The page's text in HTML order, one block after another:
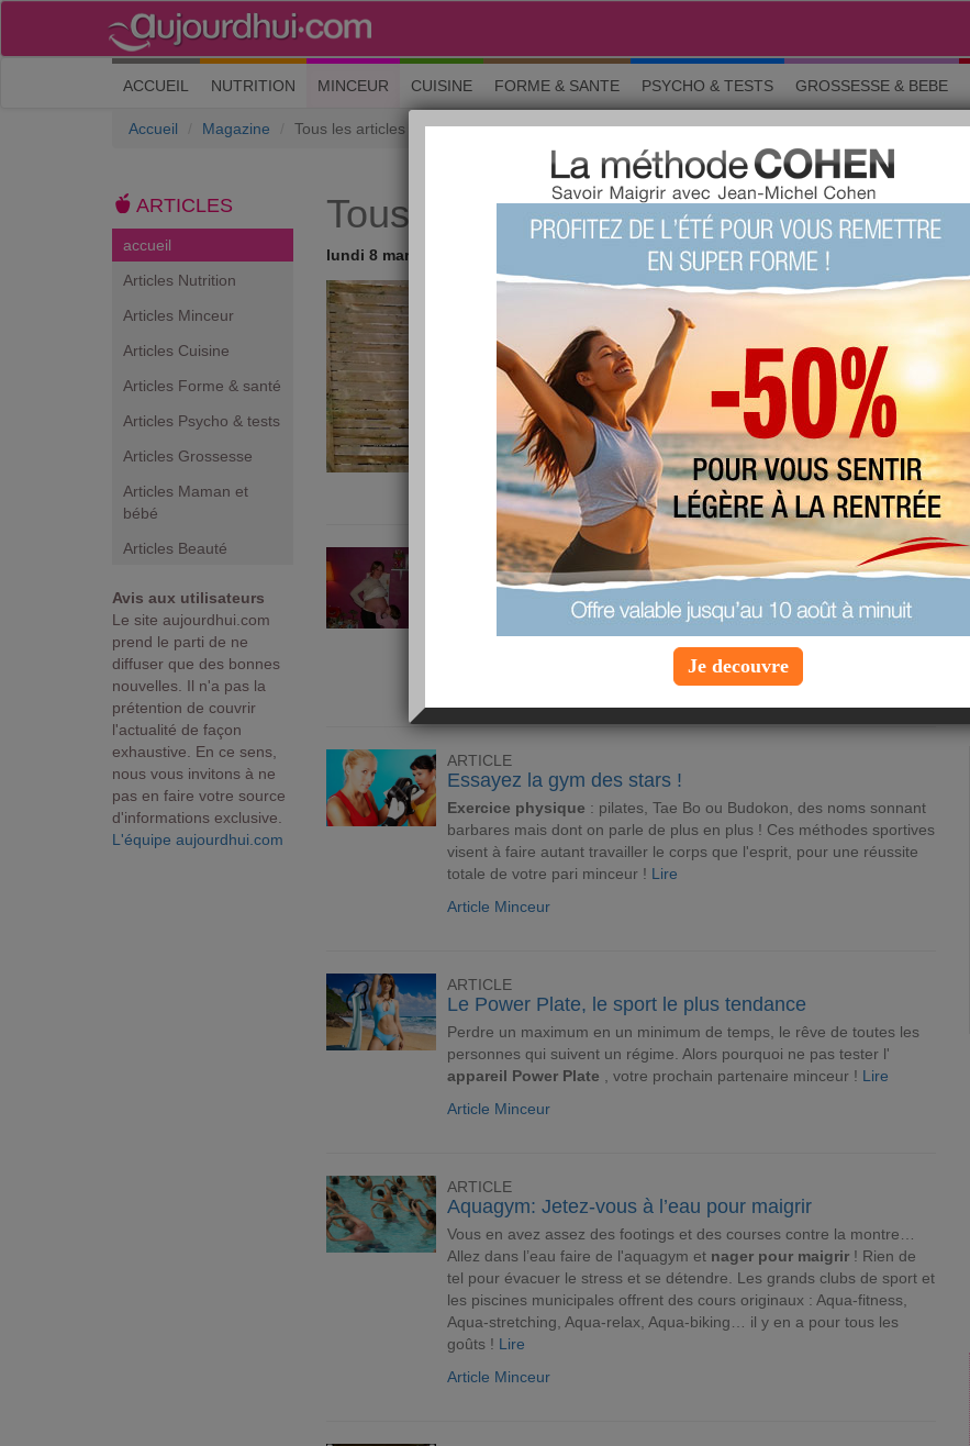
ACCUEIL (current)
NUTRITION MINCEUR CUISINE FORME & SANTE PSYCHO & TESTS GROSSESSE & BEBE
Accueil Magazine Tous les articles
ARTICLES
accueil
Articles Nutrition
Articles Minceur
Articles Cuisine
Articles Forme & santé
Articles Psycho & tests
Articles Grossesse
Articles Maman et
bébé
Articles Beauté
Avis aux utilisateurs
Le site aujourdhui.com
prend le parti de ne
diffuser que des bonnes
nouvelles. Il n'a pas la
prétention de couvrir
l'actualité de façon
exhaustive. En ce sens,
nous vous invitons à ne
pas en faire votre source
d'informations exclusive.
L'équipe aujourdhui.com
Tous les articles
lundi 8 mars 2010
ARTICLE
Diaporama : Les 10 plus belles
photos de Miss Grossesse
Les plus belles photos en noir et blanc de
Miss Grossesse
illustrées par les plus belles
citations sur les femmes enceintes et l'amour
maternel
... Laissez-vous porter par l'émotion.
Lire
Article Grossesse
ARTICLE
Vidéo : le sport pendant la grossesse
Si le suivi médical est essentielpendant la grossesse, le sport, mais
aussi la beauté, la relaxation et le bien-être sont autant d'autres
en parfaite santé !Lire
ARTICLE
Essayez la gym des stars !
Exercice physique : pilates, Tae Bo ou Budokon, des noms sonnant
barbares mais dont on parle de plus en plus ! Ces méthodes sportives
visent à faire autant travailler le corps que l'esprit, pour une réussite
totale de votre pari minceur ! Lire
Article Minceur
ARTICLE
Le Power Plate, le sport le plus tendance
Perdre un maximum en un minimum de temps, le rêve de toutes les
personnes qui suivent un régime. Alors pourquoi ne pas tester l'
appareil Power Plate , votre prochain partenaire minceur ! Lire
Article Minceur
ARTICLE
Aquagym: Jetez-vous à l’eau pour maigrir
Vous en avez assez des footings et des courses contre la montre…
Allez dans l’eau faire de l'aquagym et nager pour maigrir ! Rien de
tel pour évacuer le stress et se détendre. Les grands clubs de sport et
les piscines municipales offrent des cours originaux : Aqua-fitness,
Aqua-stretching, Aqua-relax, Aqua-biking… il y en a pour tous les
goûts ! Lire
Article Minceur
Je decouvre